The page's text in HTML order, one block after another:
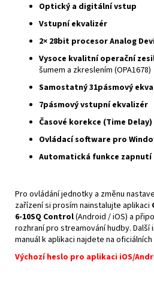
Optický a digitální vstup
Vstupní ekvalizér
2× 28bit procesor Analog
Vysoce kvalitní operační
šumem a zkreslením (OPA1678)
Samostatný 31pásmový
7pásmový vstupní ekvalizér
Časové korekce (Time Delay)
Ovládací software pro
Automatická funkce zapnutí
Pro ovládání jednotky a změnu
zařízení si prosím nainstalujte aplikaci
6‑10SQ Control(Android / iOS) a
rozhraní pro streamování hudby.
manuál k aplikaci najdete na
Výchozí heslo pro aplikaci iOS/